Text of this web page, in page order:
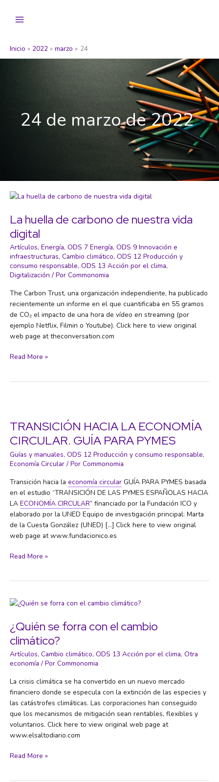
Inicio 2022 marzo 24
24 de marzo de 2022
La huella de carbono de nuestra vida
digital
Artículos, Energía, ODS 7 Energía, ODS 9 Innovación e
infraestructuras, Cambio climático, ODS 12 Producción y
consumo responsable, ODS 13 Acción por el clima,
Digitalización / Por Commonomia
The Carbon Trust, una organización independiente, ha publicado
recientemente un informe en el que cuantificaba en 55 gramos
de CO₂ el impacto de una hora de vídeo en streaming (por
ejemplo Netflix, Filmin o Youtube). Click here to view original
web page at theconversation.com
La
vida
digital
Read More »
TRANSICIÓN HACIA LA ECONOMÍA
CIRCULAR. GUÍA PARA PYMES
Guías y manuales, ODS 12 Producción y consumo responsable,
Economía Circular / Por Commonomia
Transición hacia la economía circular GUÍA PARA PYMES basada
en el estudio “TRANSICIÓN DE LAS PYMES ESPAÑOLAS HACIA
LA ECONOMÍA CIRCULAR” financiado por la Fundación ICO y
elaborado por la UNED Equipo de investigación principal: Marta
de la Cuesta González (UNED) […] Click here to view original
web page at www.fundacionico.es
TRANSICIÓN
CIRCULAR.
GUÍA
PARA
PYMES
Read More »
¿Quién se forra con el cambio
climático?
Artículos, Cambio climático, ODS 13 Acción por el clima, Otra
economía / Por Commonomia
La crisis climática se ha convertido en un nuevo mercado
financiero donde se especula con la extinción de las especies y
las catástrofes climáticas. Las corporaciones han conseguido
que los mecanismos de mitigación sean rentables, flexibles y
voluntarios. Click here to view original web page at
www.elsaltodiario.com
¿Quién
Read More »